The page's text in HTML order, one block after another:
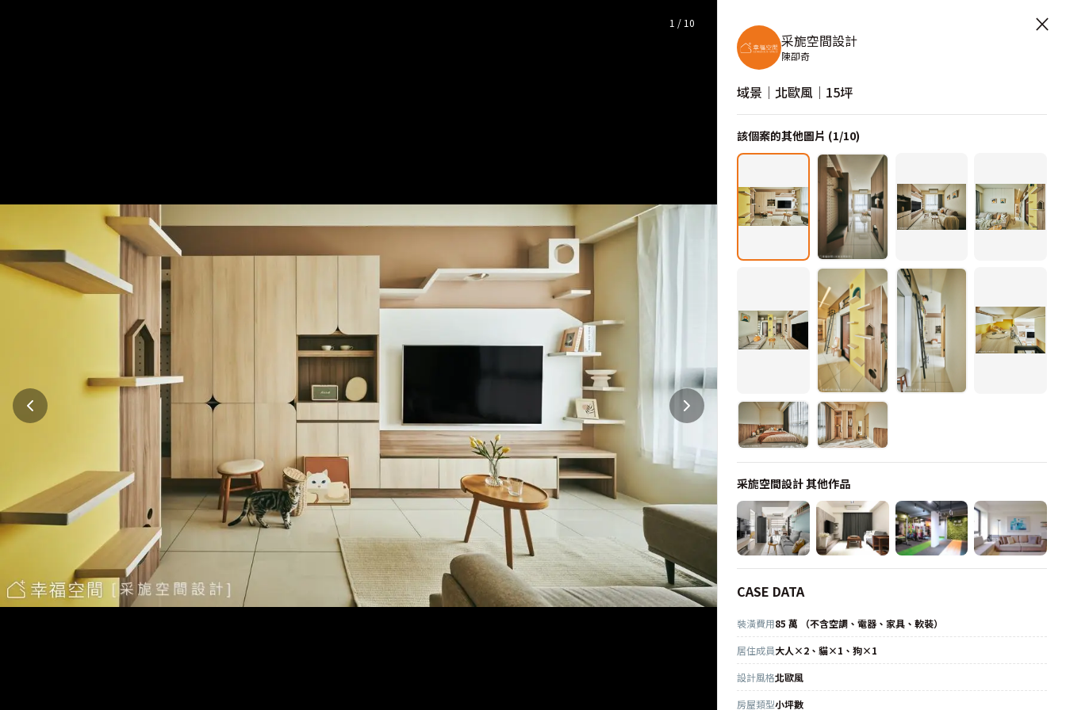
1 / 10 ×
采旎空間設計
陳卲奇
域景│北歐風│15坪
該個案的其他圖片 (1/10)
采旎空間設計其他作品
CASE DATA
裝潢費用85 萬 （不含空調、電器、家具、軟裝）
居住成員大人×2、貓×1、狗×1
設計風格北歐風
房屋類型小坪數